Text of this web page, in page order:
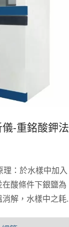
-重銘酸鉀法
：於水樣中加入
酸條件下銀鹽為
解，水樣中之耗